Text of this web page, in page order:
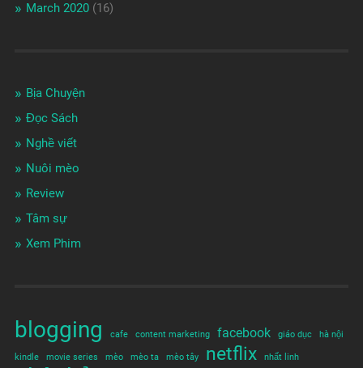
March 2020(16)
Bịa Chuyện
Đọc Sách
Nghề viết
Nuôi mèo
Review
Tâm sự
Xem Phim
blogging cafe content marketing facebook giáo dục hà nội
kindle movie series mèo mèo ta mèo tây netflix nhất linh